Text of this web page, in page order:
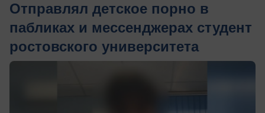
Отправлял детское порно в
пабликах и мессенджерах студент
ростовского университета